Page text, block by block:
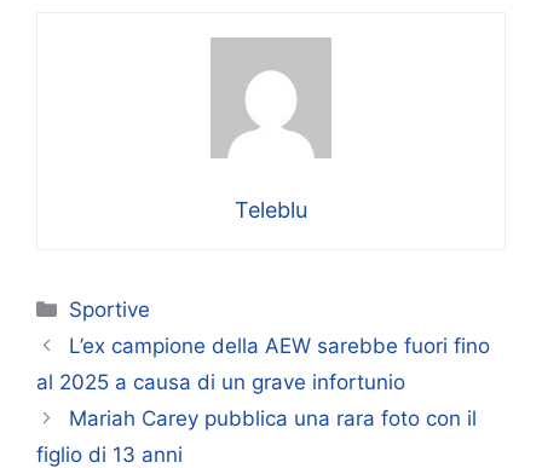
Teleblu
Categorie
Sportive
L’ex campione della AEW sarebbe fuori fino
al 2025 a causa di un grave infortunio
Mariah Carey pubblica una rara foto con il
figlio di 13 anni